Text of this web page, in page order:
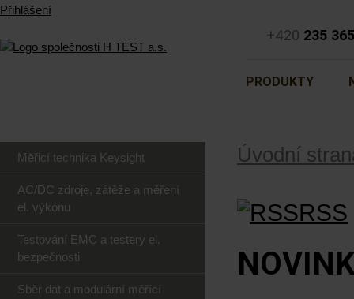
+420 235
PRODUKTY
Přihlášení
Úvodní
RSS
Měřicí technika Keysight
AC/DC zdroje, zátěže a měření
el. výkonu
Testování EMC a testery el.
bezpečnosti
Sběr dat a modulární měřící